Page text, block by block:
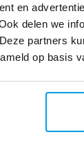
en
delen we
partners
op basis